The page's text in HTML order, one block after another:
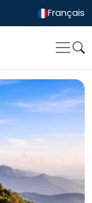
Français